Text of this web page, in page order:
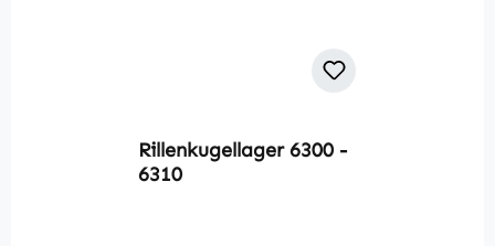
Rillenkugellager 6300 -
6310